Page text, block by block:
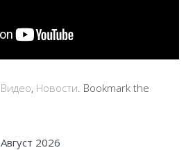
Видео, Новости . Bookmark the
Август 2026